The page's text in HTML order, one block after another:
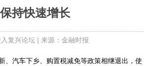
持快速增长
复兴论坛| 来源：金融时报
汽车下乡、购置税减免等政策相继退出，使